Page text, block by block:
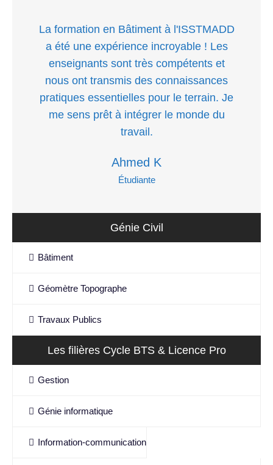
La formation en Bâtiment à l'ISSTMADD
a été une expérience incroyable ! Les
enseignants sont très compétents et
nous ont transmis des connaissances
pratiques essentielles pour le terrain. Je
me sens prêt à intégrer le monde du
travail.
Ahmed K
Étudiante
Génie Civil
Bâtiment
Géomètre Topographe
Travaux Publics
Les filières Cycle BTS & Licence Pro
Gestion
Génie informatique
Information-communication